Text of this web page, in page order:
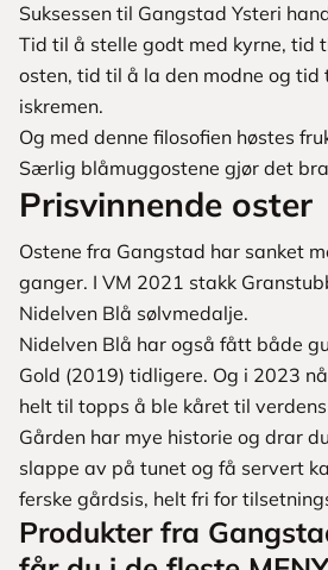
Suksessen til Gangstad Ysteri
Tid til å stelle godt med kyrne, tid
osten, tid til å la den modne og tid
iskremen.
Og med denne filosofien høstes
Særlig blåmuggostene gjør det
Prisvinnende oster
Ostene fra Gangstad har sanket
ganger. I VM 2021 stakk
Nidelven Blå sølvmedalje.
Nidelven Blå har også fått både
Gold (2019) tidligere. Og i 2023
helt til topps å ble kåret til
Gården har mye historie og drar
slappe av på tunet og få servert
ferske gårdsis, helt fri for
Produkter fra